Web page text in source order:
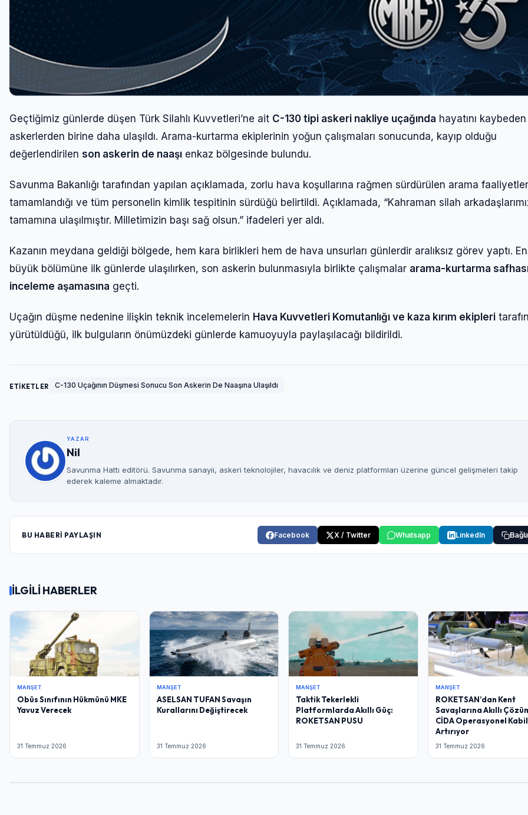
Geçtiğimiz günlerde düşen Türk Silahlı Kuvvetleri’ne ait C-130 tipi askeri nakliye uçağında hayatını kaybeden
askerlerden birine daha ulaşıldı. Arama-kurtarma ekiplerinin yoğun çalışmaları sonucunda, kayıp olduğu
değerlendirilen son askerin de naaşı enkaz bölgesinde bulundu.
Savunma Bakanlığı tarafından yapılan açıklamada, zorlu hava koşullarına rağmen sürdürülen arama
tamamlandığı ve tüm personelin kimlik tespitinin sürdüğü belirtildi. Açıklamada, “Kahraman silah
tamamına ulaşılmıştır. Milletimizin başı sağ olsun.” ifadeleri yer aldı.
Kazanın meydana geldiği bölgede, hem kara birlikleri hem de hava unsurları günlerdir aralıksız görev yaptı.
büyük bölümüne ilk günlerde ulaşılırken, son askerin bulunmasıyla birlikte çalışmalar arama-kurtarma
inceleme aşamasına geçti.
Uçağın düşme nedenine ilişkin teknik incelemelerin Hava Kuvvetleri Komutanlığı ve kaza kırım ekipleri
yürütüldüğü, ilk bulguların önümüzdeki günlerde kamuoyuyla paylaşılacağı bildirildi.
ETİKETLER C-130 Uçağının Düşmesi Sonucu Son Askerin De Naaşına Ulaşıldı
YAZAR
Nil
Savunma Hattı editörü. Savunma sanayii, askeri teknolojiler, havacılık ve deniz platformları üzerine güncel gelişmeleri takip
ederek kaleme almaktadır.
BU HABERİ PAYLAŞIN Facebook X / Twitter Whatsapp LinkedIn
İLGİLİ HABERLER
MANŞET
Obüs Sınıfının Hükmünü MKE
Yavuz Verecek
31 Temmuz 2026
MANŞET
ASELSAN TUFAN Savaşın
Kurallarını Değiştirecek
31 Temmuz 2026
MANŞET
Taktik Tekerlekli
Platformlarda Akıllı Güç:
ROKETSAN PUSU
31 Temmuz 2026
MANŞET
ROKETSAN’dan Kent
Savaşlarına Akıllı
CİDA Operasyonel
Artırıyor
31 Temmuz 2026
Kullanıcı Adı veya E-posta
Şifre